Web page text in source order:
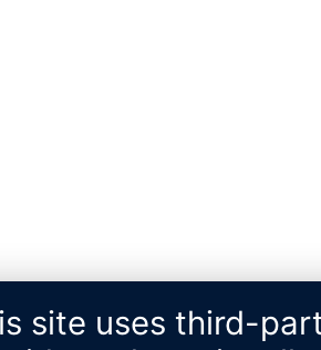
site uses third-